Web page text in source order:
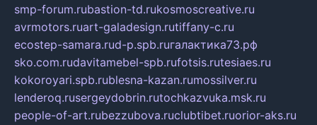
smp-forum.rubastion-td.rukosmoscreative.ru
avrmotors.ruart-galadesign.rutiffany-c.ru
ecostep-samara.rud-p.spb.ruгалактика73.рф
sko.com.rudavitamebel-spb.rufotsis.rutesiaes.ru
kokoroyari.spb.rublesna-kazan.rumossilver.ru
lenderoq.rusergeydobrin.rutochkazvuka.msk.ru
people-of-art.rubezzubova.ruclubtibet.ruorior-aks.ru